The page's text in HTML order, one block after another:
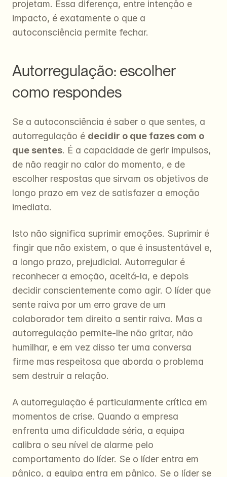
projetam. Essa diferença, entre intenção e
impacto, é exatamente o que a
autoconsciência permite fechar.
Autorregulação: escolher
como respondes
Se a autoconsciência é saber o que sentes, a
autorregulação é decidir o que fazes com o
que sentes. É a capacidade de gerir impulsos,
de não reagir no calor do momento, e de
escolher respostas que sirvam os objetivos de
longo prazo em vez de satisfazer a emoção
imediata.
Isto não significa suprimir emoções. Suprimir é
fingir que não existem, o que é insustentável e,
a longo prazo, prejudicial. Autorregular é
reconhecer a emoção, aceitá-la, e depois
decidir conscientemente como agir. O líder que
sente raiva por um erro grave de um
colaborador tem direito a sentir raiva. Mas a
autorregulação permite-lhe não gritar, não
humilhar, e em vez disso ter uma conversa
firme mas respeitosa que aborda o problema
sem destruir a relação.
A autorregulação é particularmente crítica em
momentos de crise. Quando a empresa
enfrenta uma dificuldade séria, a equipa
calibra o seu nível de alarme pelo
comportamento do líder. Se o líder entra em
pânico, a equipa entra em pânico. Se o líder se